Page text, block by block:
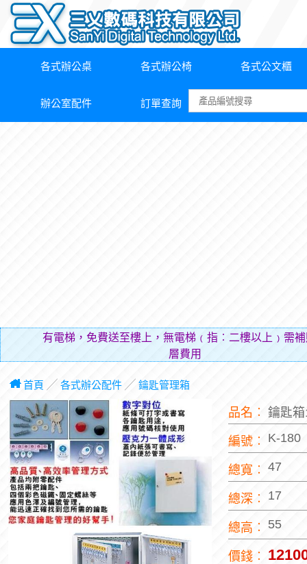
各式辦公桌 各式辦公椅 各式公文櫃
辦公室配件 訂單查詢
有電梯，免費送至樓上，無電梯﹙指︰二樓以上﹚需
層費用（貼補搬
首頁 ╱ 各式辦公配件╱ 鑰匙管理箱
品名︰ 鑰匙
編號︰ K-180
總寬︰ 47
總深︰ 17
總高︰ 55
價錢︰